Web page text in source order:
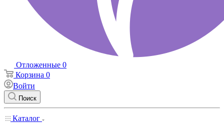
Отложенные 0
Корзина 0
Войти
Поиск
Каталог